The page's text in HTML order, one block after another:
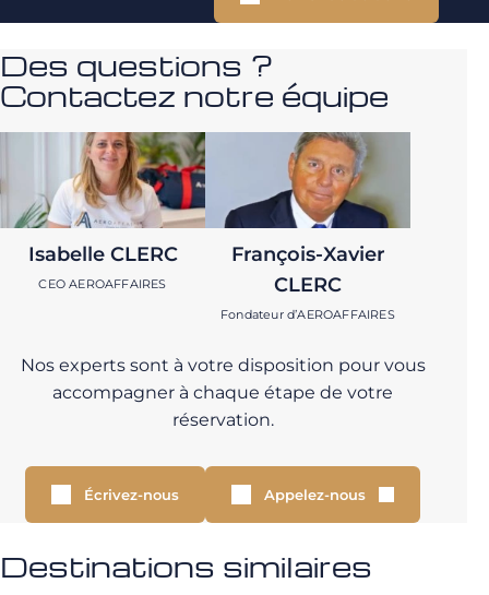
Des questions ?
Contactez notre équipe
Isabelle CLERC
CEO AEROAFFAIRES
François-Xavier
CLERC
Fondateur d’AEROAFFAIRES
Nos experts sont à votre disposition pour vous
accompagner à chaque étape de votre
réservation.
Écrivez-nous Appelez-nous
Destinations similaires